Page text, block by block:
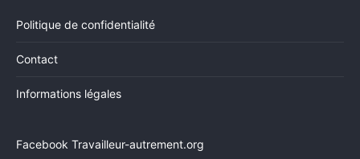
Politique de confidentialité
Contact
Informations légales
Facebook Travailleur-autrement.org